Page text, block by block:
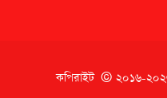
কপিরাইট © ২০১৬-